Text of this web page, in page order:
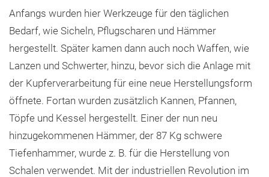
Anfangs wurden hier Werkzeuge für den täglichen
Bedarf, wie Sicheln, Pflugscharen und Hämmer
hergestellt. Später kamen dann auch noch Waffen, wie
Lanzen und Schwerter, hinzu, bevor sich die Anlage mit
der Kupferverarbeitung für eine neue Herstellungsform
öffnete. Fortan wurden zusätzlich Kannen, Pfannen,
Töpfe und Kessel hergestellt. Einer der nun neu
hinzugekommenen Hämmer, der 87 Kg schwere
Tiefenhammer, wurde z. B. für die Herstellung von
Schalen verwendet. Mit der industriellen Revolution im